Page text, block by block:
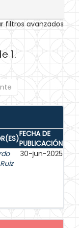
filtros avanzados
1.
FECHA DE
PUBLICACIÓN
30-jun-2025